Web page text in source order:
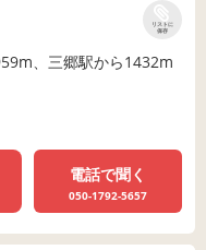
リストに
保存
、三郷駅から1432m
電話で聞く
050-1792-5657